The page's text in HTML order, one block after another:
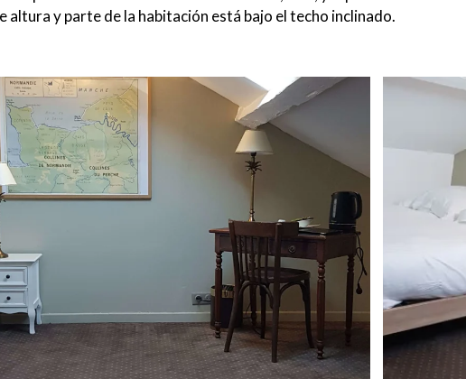
altura y parte de la habitación está bajo el techo inclinado.